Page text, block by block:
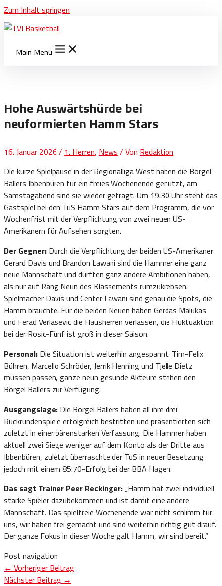
Zum Inhalt springen
Main Menu
Hohe Auswärtshürde bei
neuformierten Hamm Stars
16. Januar 2026 / 1. Herren, News / Von Redaktion
Die kurze Spielpause in der Regionalliga West haben die Börgel
Ballers Ibbenbüren für ein freies Wochenende genutzt, am
Samstagabend sind sie wieder gefragt. Um 19.30 Uhr steht das
Gastspiel bei den TuS Hamm Stars auf dem Programm, die vor
Wochenfrist mit der Verpflichtung von zwei neuen US-
Amerikanern für Aufsehen sorgten.
Der Gegner: Durch die Verpflichtung der beiden US-Amerikaner
Gerard Davis und Brandon Lawani sind die Hammer eine ganz
neue Mannschaft und dürften ganz andere Ambitionen haben,
als nur auf Rang Neun des Klassements rumzukrebsen.
Spielmacher Davis und Center Lawani sind genau die Spots, die
Hamm brauchte. Für die beiden Neuen haben Gerdas Malukas
und Ferad Verlasevic die Hausherren verlassen, die Fluktuaktion
bei der Rosic-Fünf ist groß in dieser Saison.
Personal: Die Situation ist weiterhin angespannt. Tim-Felix
Bühren, Marcello Schröder, Jerrik Henning und Tjelle Dietz
müssen passen, ganze neun gesunde Akteure stehen den
Börgel Ballers zur Verfügung.
Ausgangslage: Die Börgel Ballers haben all ihre drei
Rückrundenspiele erfolgreich bestritten und präsentierten sich
zuletzt in einer bärenstarken Verfassung. Die Hammer haben
aktuell zwei Siege weniger auf dem Konto als der Dritte aus
Ibbenbüren, zuletzt überraschte der TuS in neuer Besetzung
jedoch mit einem 85:70-Erfolg bei der BBA Hagen.
Das sagt Trainer Peer Reckinger: „Hamm hat zwei individuell
starke Spieler dazubekommen und ist damit eine andere
Mannschaft. Das spielfreie Wochenende war nicht schlimm für
uns, wir haben frei gemacht und sind weiterhin richtig gut drauf.
Der ganze Fokus in dieser Woche galt Hamm, wir sind bereit.“
Post navigation
← Vorheriger Beitrag
Nächster Beitrag →